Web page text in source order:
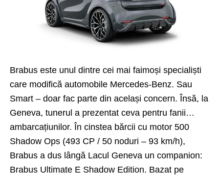
Brabus este unul dintre cei mai faimoși specialiști
care modifică automobile Mercedes-Benz. Sau
Smart – doar fac parte din același concern. Însă, la
Geneva, tunerul a prezentat ceva pentru fanii…
ambarcațiunilor. În cinstea bărcii cu motor 500
Shadow Ops (493 CP / 50 noduri – 93 km/h),
Brabus a dus lângă Lacul Geneva un companion:
Brabus Ultimate E Shadow Edition. Bazat pe